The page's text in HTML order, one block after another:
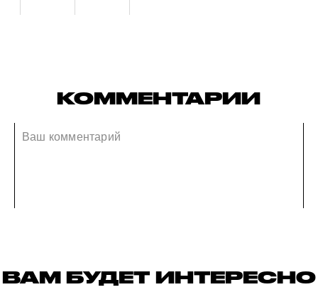
КОММЕНТАРИИ
ВАМ БУДЕТ ИНТЕРЕСНО